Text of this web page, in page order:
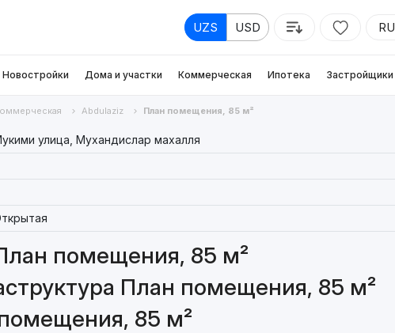
UZS USD RU
Новостройки Дома и участки Коммерческая Ипотека Застройщики
Abdulaziz План помещения, 85 м²
улица, Мухандислар махалля
помещения, 85 м²
План помещения, 85 м²
85 м²